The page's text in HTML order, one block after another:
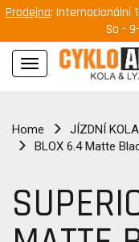
Prodejna: Internacionální
So -
Navigace
Home JÍZDNÍ KOLA
BLOX 6.4 Matte